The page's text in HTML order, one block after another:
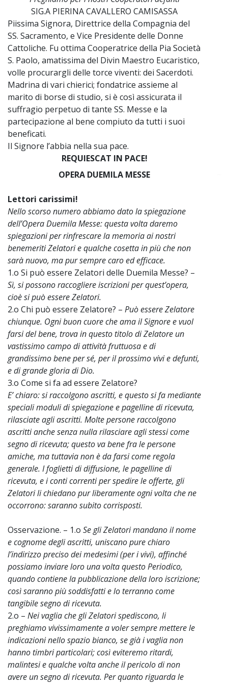
SIG.A PIERINA CAVALLERO CAMISASSA
Piissima Signora, Direttrice della Compagnia del
SS. Sacramento, e Vice Presidente delle Donne
Cattoliche. Fu ottima Cooperatrice della Pia Società
S. Paolo, amatissima del Divin Maestro Eucaristico,
volle procurargli delle torce viventi: dei Sacerdoti.
Madrina di vari chierici; fondatrice assieme al
marito di borse di studio, si è così assicurata il
suffragio perpetuo di tante SS. Messe e la
partecipazione al bene compiuto da tutti i suoi
beneficati.
Il Signore l’abbia nella sua pace.
REQUIESCAT IN PACE!
OPERA DUEMILA MESSE
Lettori carissimi!
Nello scorso numero abbiamo dato la spiegazione
dell’Opera Duemila Messe: questa volta daremo
spiegazioni per rinfrescare la memoria ai nostri
benemeriti Zelatori e qualche cosetta in più che non
sarà nuovo, ma pur sempre caro ed efficace.
1.o Si può essere Zelatori delle Duemila Messe? –
Sì, si possono raccogliere iscrizioni per quest’opera,
cioè si può essere Zelatori.
2.o Chi può essere Zelatore? – Può essere Zelatore
chiunque. Ogni buon cuore che ama il Signore e vuol
farsi del bene, trova in questo titolo di Zelatore un
vastissimo campo di attività fruttuosa e di
grandissimo bene per sé, per il prossimo vivi e defunti,
e di grande gloria di Dio.
3.o Come si fa ad essere Zelatore?
E’ chiaro: si raccolgono ascritti, e questo si fa mediante
speciali moduli di spiegazione e pagelline di ricevuta,
rilasciate agli ascritti. Molte persone raccolgono
ascritti anche senza nulla rilasciare agli stessi come
segno di ricevuta; questo va bene fra le persone
amiche, ma tuttavia non è da farsi come regola
generale. I foglietti di diffusione, le pagelline di
ricevuta, e i conti correnti per spedire le offerte, gli
Zelatori li chiedano pur liberamente ogni volta che ne
occorrono: saranno subito corrisposti.
Osservazione. – 1.o Se gli Zelatori mandano il nome
e cognome degli ascritti, uniscano pure chiaro
l’indirizzo preciso dei medesimi (per i vivi), affinché
possiamo inviare loro una volta questo Periodico,
quando contiene la pubblicazione della loro iscrizione;
così saranno più soddisfatti e lo terranno come
tangibile segno di ricevuta.
2.o – Nei vaglia che gli Zelatori spediscono, li
preghiamo vivissimamente a voler sempre mettere le
indicazioni nello spazio bianco, se già i vaglia non
hanno timbri particolari; così eviteremo ritardi,
malintesi e qualche volta anche il pericolo di non
avere un segno di ricevuta. Per quanto riguarda le